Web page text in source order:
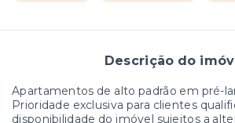
Descrição do
Apartamentos de alto padrão em pré-
Prioridade exclusiva para clientes
disponibilidade do imóvel sujeitos a